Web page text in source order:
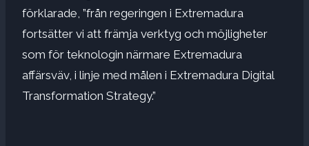
förklarade, ”från regeringen i Extremadura
fortsätter vi att främja verktyg och möjligheter
som för teknologin närmare Extremadura
affärsväv, i linje med målen i Extremadura Digital
Transformation Strategy.”